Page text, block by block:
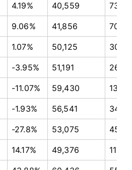
4.19% 40,559
9.06% 41,856
1.07% 50,125
-3.95% 51,191
-11.07% 59,430
-1.93% 56,541
-27.8% 53,075
14.17% 49,376